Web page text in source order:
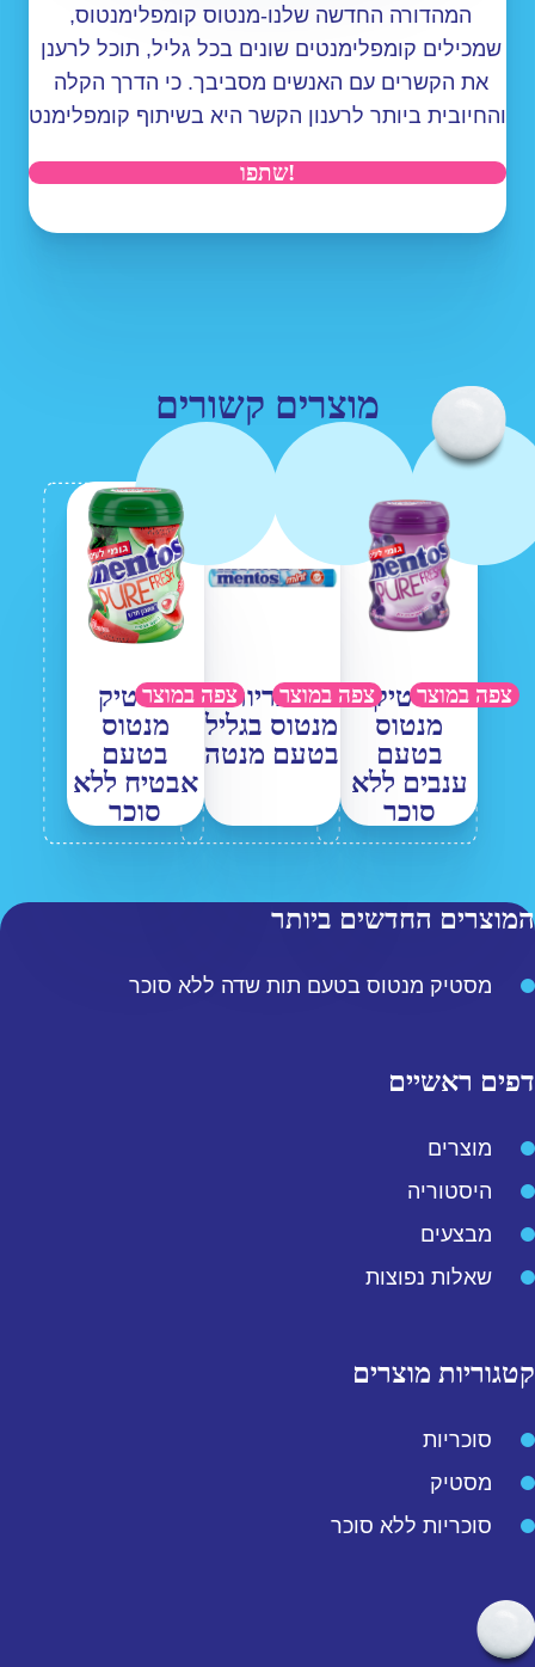
והחיובית ביותר לרענון הקשר היא בשיתוף קומפלימנט
!שתפו
מוצרים קשורים
מסטיק
מנטוס
בטעם
ענבים ללא
סוכר
צפה במוצר
סוכריות
מנטוס בגליל
בטעם מנטה
צפה במוצר
מסטיק
מנטוס
בטעם
אבטיח ללא
סוכר
צפה במוצר
המוצרים החדשים ביותר
מסטיק מנטוס בטעם תות שדה ללא סוכר
דפים ראשיים
מוצרים
היסטוריה
מבצעים
שאלות נפוצות
קטגוריות מוצרים
סוכריות
מסטיק
סוכריות ללא סוכר